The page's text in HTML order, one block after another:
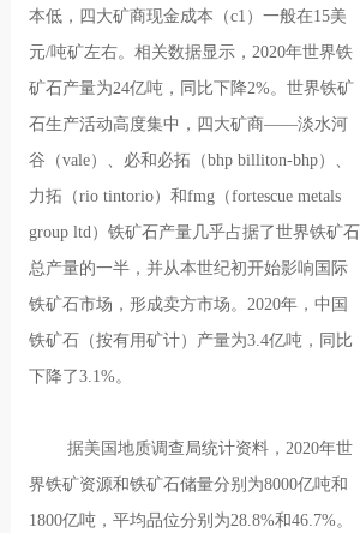
本低，四大矿商现金成本（c1）一般在15美
元/吨矿左右。相关数据显示，2020年世界铁
矿石产量为24亿吨，同比下降2%。世界铁矿
石生产活动高度集中，四大矿商——淡水河
谷（vale）、必和必拓（bhp billiton-bhp）、
力拓（rio tintorio）和fmg（fortescue metals
group ltd）铁矿石产量几乎占据了世界铁矿石
总产量的一半，并从本世纪初开始影响国际
铁矿石市场，形成卖方市场。2020年，中国
铁矿石（按有用矿计）产量为3.4亿吨，同比
下降了3.1%。
据美国地质调查局统计资料，2020年世
界铁矿资源和铁矿石储量分别为8000亿吨和
1800亿吨，平均品位分别为28.8%和46.7%。